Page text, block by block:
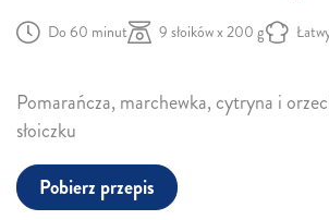
Do 60 minut 9 słoików x 200 g
Pomarańcza, marchewka, cytryna i
słoiczku
Pobierz przepis